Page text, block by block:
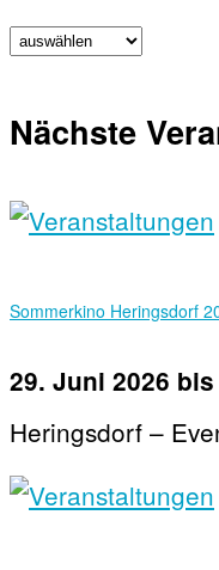
Nächste
Sommerkino Heringsdorf
29. Juni 2026 bis
Heringsdorf –